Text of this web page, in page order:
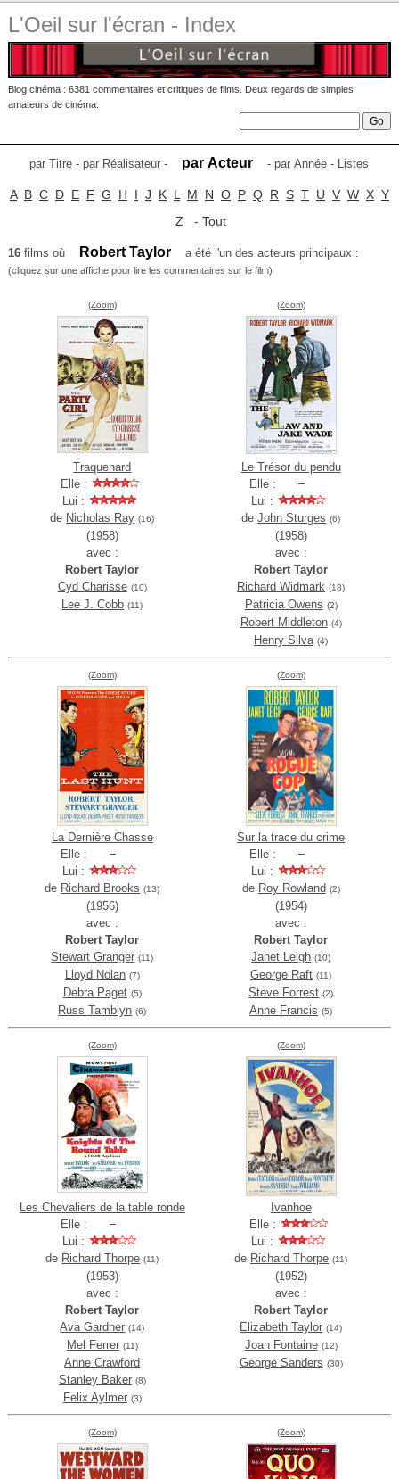
L'Oeil sur l'écran - Index
Blog cinéma : 6381 commentaires et critiques de films. Deux regards de simples
amateurs de cinéma.
par Titre -par Réalisateur - par Acteur -par Année - Listes
A B C D E F G H I J K L M N O P Q R S T U V W X Y
Z -Tout
16films où Robert Taylor a été l'un des acteurs principaux :
(cliquez sur une affiche pour lire les commentaires sur le film)
(Zoom)
Traquenard
Elle :
Lui :
de Nicholas Ray (16)
(1958)
avec :
Robert Taylor
Cyd Charisse (10)
Lee J. Cobb (11)
(Zoom)
Le Trésor du pendu
Elle :
Lui :
deJohn Sturges (6)
(1958)
avec :
Robert Taylor
Richard Widmark (18)
Patricia Owens (2)
Robert Middleton (4)
Henry Silva (4)
(Zoom)
La Dernière Chasse
Elle :
Lui :
de Richard Brooks (13)
(1956)
avec :
Robert Taylor
Stewart Granger (11)
Lloyd Nolan (7)
Debra Paget (5)
Russ Tamblyn (6)
(Zoom)
Sur la trace du crime
Elle :
Lui :
de Roy Rowland (2)
(1954)
avec :
Robert Taylor
Janet Leigh (10)
George Raft (11)
Steve Forrest (2)
Anne Francis (5)
(Zoom)
Les Chevaliers de la table ronde
Elle :
Lui :
de Richard Thorpe (11)
(1953)
avec :
Robert Taylor
Ava Gardner (14)
Mel Ferrer (11)
Anne Crawford
Stanley Baker (8)
Felix Aylmer (3)
(Zoom)
Ivanhoe
Elle :
Lui :
de Richard Thorpe (11)
(1952)
avec :
Robert Taylor
Elizabeth Taylor (14)
Joan Fontaine (12)
George Sanders (30)
(Zoom) (Zoom)